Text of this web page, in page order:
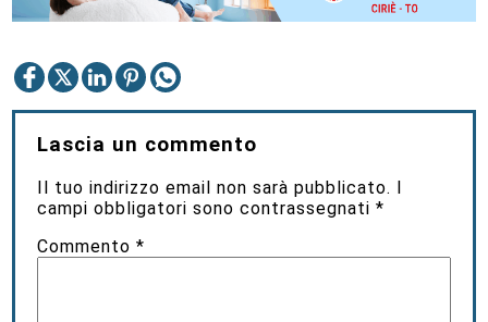
Lascia un commento
Il tuo indirizzo email non sarà pubblicato. I
campi obbligatori sono contrassegnati*
Commento*